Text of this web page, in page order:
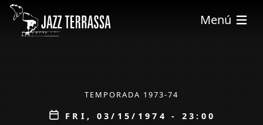
Skip to main content
Menú
TEMPORADA 1973-74
Data
FRI, 03/15/1974 - 23:00